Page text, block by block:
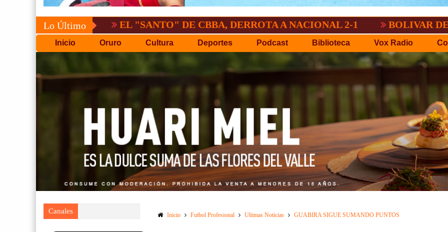
Lo ÚltimoEL "SANTO" DE CBBA, DERROTA A NACIONAL 2-1 BOLIVAR DEMOSTRO
Inicio Oruro Cultura Deportes Podcast Biblioteca Vox Radio
Canales Inicio Futbol Profesional Ultimas Noticias GUABIRA SIGUE SUMANDO PUNTOS